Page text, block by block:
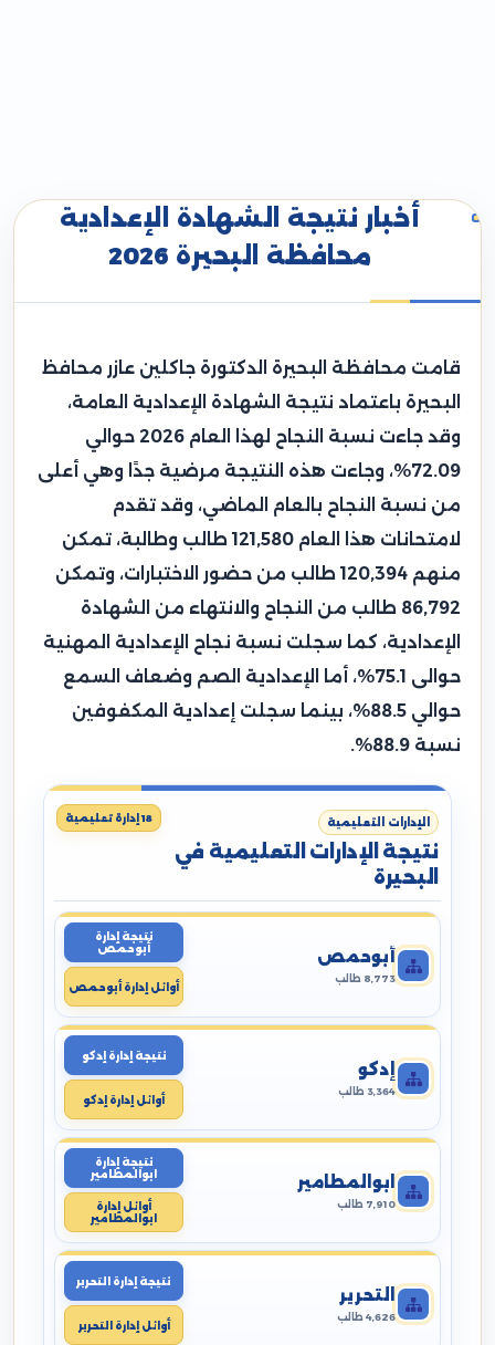
أخبار نتيجة الشهادة الإعدادية
محافظة البحيرة 2026
قامت محافظة البحيرة الدكتورة جاكلين عازر محافظ
البحيرة باعتماد نتيجة الشهادة الإعدادية العامة،
وقد جاءت نسبة النجاح لهذا العام 2026 حوالي
72.09%، وجاءت هذه النتيجة مرضية جدًا وهي أعلى
من نسبة النجاح بالعام الماضي، وقد تقدم
لامتحانات هذا العام 121,580 طالب وطالبة، تمكن
منهم 120,394 طالب من حضور الاختبارات، وتمكن
86,792 طالب من النجاح والانتهاء من الشهادة
الإعدادية، كما سجلت نسبة نجاح الإعدادية المهنية
حوالى 75.1%، أما الإعدادية الصم وضعاف السمع
حوالي 88.5%، بينما سجلت إعدادية المكفوفين
نسبة 88.9%.
الإدارات التعليمية
نتيجة الإدارات التعليمية في
البحيرة
18 إدارة تعليمية
أبوحمص
8,773 طالب
نتيجة إدارة
أبوحمص
أوائل إدارة أبوحمص
إدكو
3,364 طالب
نتيجة إدارة إدكو
أوائل إدارة إدكو
ابوالمطامير
7,910 طالب
نتيجة إدارة
ابوالمطامير
أوائل إدارة
ابوالمطامير
التحرير
4,626 طالب
نتيجة إدارة التحرير
أوائل إدارة التحرير